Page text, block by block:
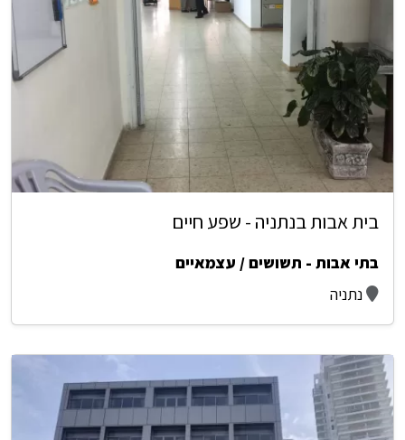
בית אבות בנתניה - שפע חיים
בתי אבות - תשושים / עצמאיים
נתניה